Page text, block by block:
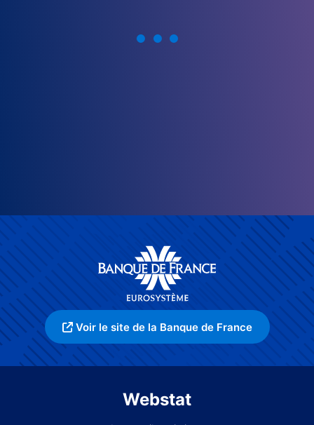
Voir le site de la Banque de France
Webstat